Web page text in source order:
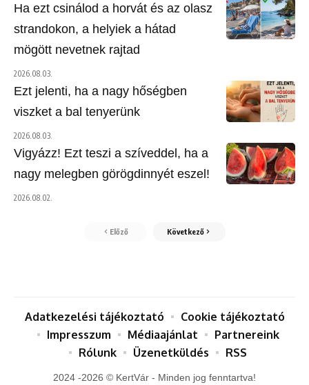
Ha ezt csinálod a horvát és az olasz
strandokon, a helyiek a hátad
mögött nevetnek rajtad
2026.08.03.
Ezt jelenti, ha a nagy hőségben
viszket a bal tenyerünk
2026.08.03.
Vigyázz! Ezt teszi a szíveddel, ha a
nagy melegben görögdinnyét eszel!
2026.08.02.
Előző Következő
2024 -2026 © KertVár - Minden jog fenntartva!
Adatkezelési tájékoztató
Cookie tájékoztató
Impresszum
Médiaajánlat
Partnereink
Rólunk
Üzenetküldés RSS